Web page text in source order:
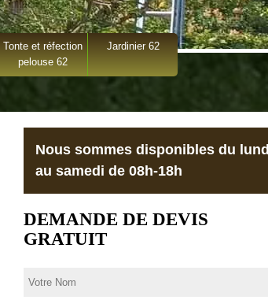
Tonte et réfection
pelouse 62
Jardinier 62
Nous sommes disponibles du
au samedi de 08h-18h
DEMANDE DE DEVIS
GRATUIT